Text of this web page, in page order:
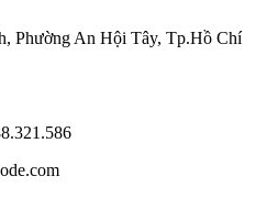
Phường An Hội Tây, Tp.Hồ Chí